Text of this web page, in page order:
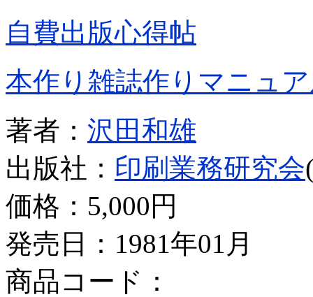
自費出版心得帖
本作り雑誌作りマニュ
著者： 沢田和雄
出版社： 印刷業務研究会
価格： 5,000円
発売日：1981年01月
商品コード：